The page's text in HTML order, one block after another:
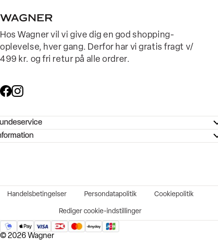
Hos Wagner vil vi give dig en god shopping-
oplevelse, hver gang. Derfor har vi gratis fragt v/
499 kr. og fri retur på alle ordrer.
- Hjælpecenter
køb
Handelsbetingelser Persondatapolitik Cookiepolitik
Rediger cookie-indstillinger
© 2026 Wagner